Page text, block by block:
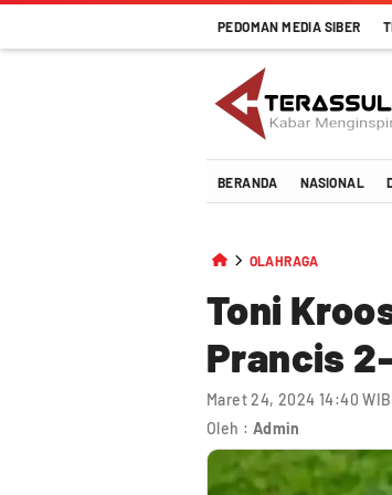
PEDOMAN MEDIA SIBER
Terassulawesi
Kabar Menginspirasi
BERANDA NASIONAL
OLAHRAGA
Toni
Prancis
Maret 24, 2024 14:40 WIB
Oleh : Admin